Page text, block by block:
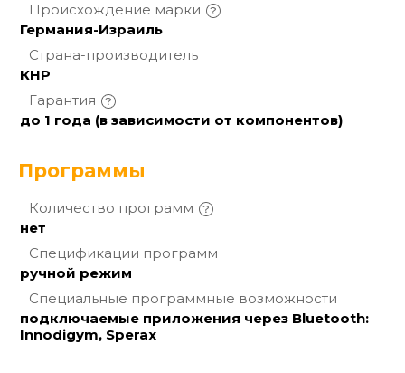
Происхождение марки
Германия-Израиль
Страна-производитель
КНР
Гарантия
до 1 года (в зависимости от компонентов)
Программы
Количество программ
нет
Спецификации программ
ручной режим
Специальные программные возможности
подключаемые приложения через Bluetooth:
Innodigym, Sperax